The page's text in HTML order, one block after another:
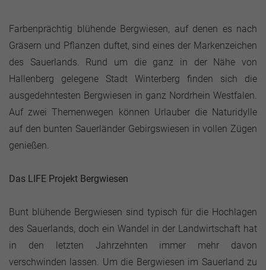
Farbenprächtig blühende Bergwiesen, auf denen es nach
Gräsern und Pflanzen duftet, sind eines der Markenzeichen
des Sauerlands. Rund um die ganz in der Nähe von
Hallenberg gelegene Stadt Winterberg finden sich die
ausgedehntesten Bergwiesen in ganz Nordrhein Westfalen.
Auf zwei Themenwegen können Urlauber die Naturidylle
auf den bunten Sauerländer Gebirgswiesen in vollen Zügen
genießen.
Das LIFE Projekt Bergwiesen
Bunt blühende Bergwiesen sind typisch für die Hochlagen
des Sauerlands, doch ein Wandel in der Landwirtschaft hat
in den letzten Jahrzehnten immer mehr davon
verschwinden lassen. Um die Bergwiesen im Sauerland zu